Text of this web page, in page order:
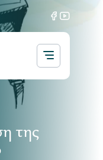
της